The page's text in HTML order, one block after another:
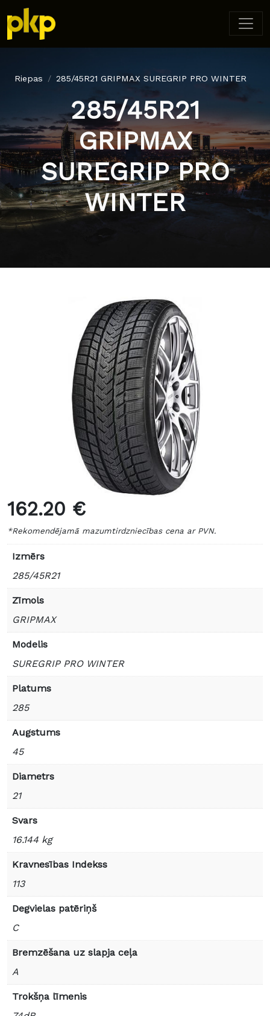
Riepas 285/45R21 GRIPMAX SUREGRIP PRO WINTER
285/45R21
GRIPMAX
SUREGRIP PRO
WINTER
162.20 €
*Rekomendējamā mazumtirdzniecības cena ar PVN.
Izmērs
285/45R21
Zīmols
GRIPMAX
Modelis
SUREGRIP PRO WINTER
Platums
285
Augstums
45
Diametrs
21
Svars
16.144 kg
Kravnesības Indekss
113
Degvielas patēriņš
C
Bremzēšana uz slapja ceļa
A
Trokšņa līmenis